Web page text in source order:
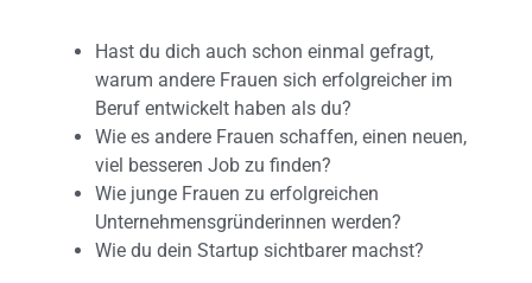
Hast du dich auch schon einmal gefragt,
warum andere Frauen sich erfolgreicher im
Beruf entwickelt haben als du?
Wie es andere Frauen schaffen, einen neuen,
viel besseren Job zu finden?
Wie junge Frauen zu erfolgreichen
Unternehmensgründerinnen werden?
Wie du dein Startup sichtbarer machst?